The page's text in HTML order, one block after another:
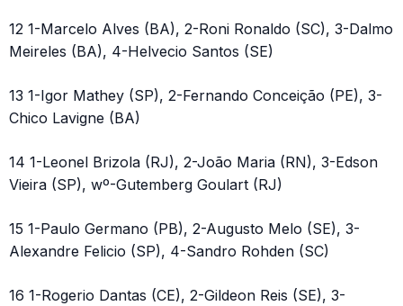
12 1-Marcelo Alves (BA), 2-Roni Ronaldo (SC), 3-Dalmo
Meireles (BA), 4-Helvecio Santos (SE)
13 1-Igor Mathey (SP), 2-Fernando Conceição (PE), 3-
Chico Lavigne (BA)
14 1-Leonel Brizola (RJ), 2-João Maria (RN), 3-Edson
Vieira (SP), wº-Gutemberg Goulart (RJ)
15 1-Paulo Germano (PB), 2-Augusto Melo (SE), 3-
Alexandre Felicio (SP), 4-Sandro Rohden (SC)
16 1-Rogerio Dantas (CE), 2-Gildeon Reis (SE), 3-